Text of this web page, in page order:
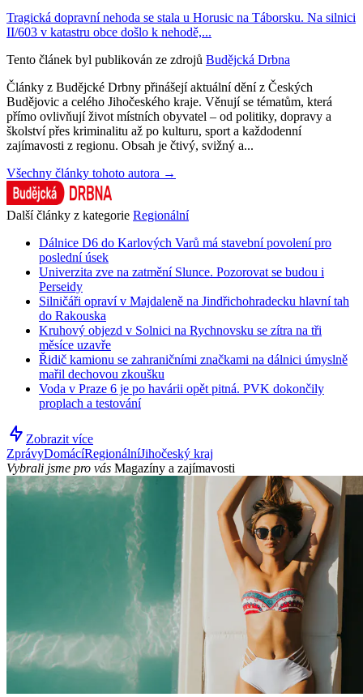
Tragická dopravní nehoda se stala u Horusic na Táborsku. Na silnici
II/603 v katastru obce došlo k nehodě,...
Tento článek byl publikován ze zdrojů Budějcká Drbna
Články z Budějcké Drbny přinášejí aktuální dění z Českých
Budějovic a celého Jihočeského kraje. Věnují se tématům, která
přímo ovlivňují život místních obyvatel – od politiky, dopravy a
školství přes kriminalitu až po kulturu, sport a každodenní
zajímavosti z regionu. Obsah je čtivý, svižný a...
Všechny články tohoto autora →
Další články z kategorie Regionální
Dálnice D6 do Karlových Varů má stavební povolení pro
poslední úsek
Univerzita zve na zatmění Slunce. Pozorovat se budou i
Perseidy
Silničáři opraví v Majdaleně na Jindřichohradecku hlavní tah
do Rakouska
Kruhový objezd v Solnici na Rychnovsku se zítra na tři
měsíce uzavře
Řidič kamionu se zahraničními značkami na dálnici úmyslně
mařil dechovou zkoušku
Voda v Praze 6 je po havárii opět pitná. PVK dokončily
proplach a testování
Zobrazit více
ZprávyDomácíRegionálníJihočeský kraj
Vybrali jsme pro vás Magazíny a zajímavosti